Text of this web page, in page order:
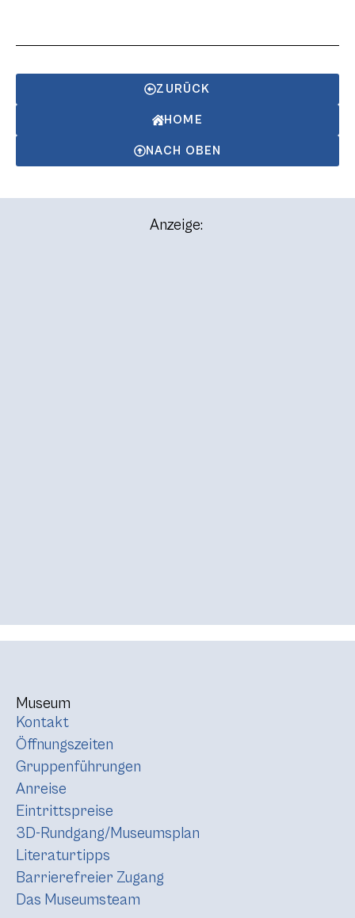
ZURÜCK
HOME
NACH OBEN
Anzeige:
Museum
Kontakt
Öffnungszeiten
Gruppenführungen
Anreise
Eintrittspreise
3D-Rundgang/Museumsplan
Literaturtipps
Barrierefreier Zugang
Das Museumsteam